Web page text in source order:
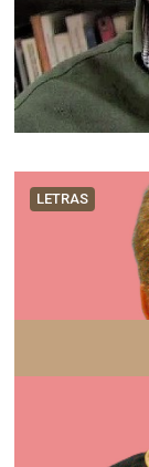
LETRAS